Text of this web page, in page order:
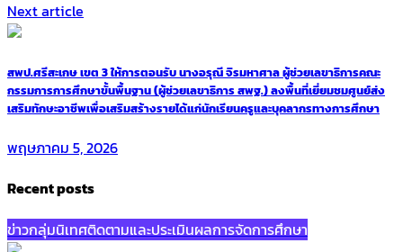
Next article
สพป.ศรีสะเกษ เขต 3 ให้การตอนรับ นางอรุณี จิรมหาศาล ผู้ช่วยเลขาธิการคณะ
กรรมการการศึกษาขั้นพื้นฐาน (ผู้ช่วยเลขาธิการ สพฐ.) ลงพื้นที่เยี่ยมชมศูนย์ส่ง
เสริมทักษะอาชีพเพื่อเสริมสร้างรายได้แก่นักเรียนครูและบุคลากรทางการศึกษา
พฤษภาคม 5, 2026
Recent posts
ข่าวกลุ่มนิเทศติดตามและประเมินผลการจัดการศึกษา